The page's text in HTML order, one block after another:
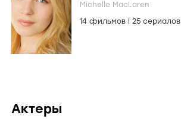
Michelle MacLaren
14 фильмов
25 сериалов
Актеры